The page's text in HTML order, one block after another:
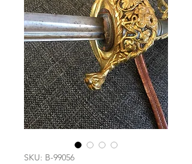
SKU: B-99056